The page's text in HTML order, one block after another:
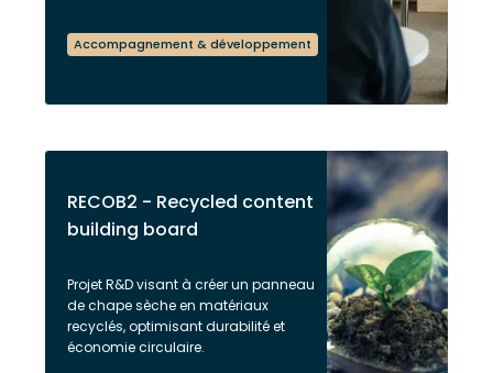
Accompagnement & développement
RECOB2 - Recycled content
building board
Projet R&D visant à créer un panneau
de chape sèche en matériaux
recyclés, optimisant durabilité et
économie circulaire.